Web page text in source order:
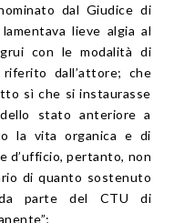
dal Giudice di
lieve algia al
con le modalità di
riferito dall’attore; che
sì che si instaurasse
stato anteriore a
la vita organica e di
d’ufficio, pertanto, non
di quanto sostenuto
da parte del CTU di